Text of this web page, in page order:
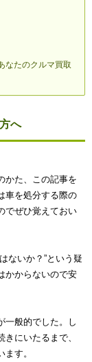
なたのクルマ買取
へ
かた、この記事を
車を処分する際の
でぜひ覚えておい
ないか？”という疑
かからないので安
一般的でした。し
にいたるまで、
す。